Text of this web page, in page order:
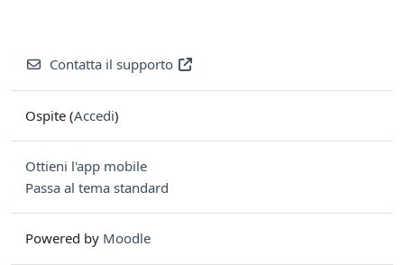
Contatta il supporto
Ospite (Accedi)
Ottieni l'app mobile
Passa al tema standard
Powered by Moodle